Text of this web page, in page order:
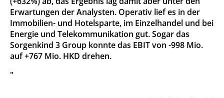
Erwartungen der Analysten. Operativ lief es in der
Immobilien- und Hotelsparte, im Einzelhandel und bei
Energie und Telekommunikation gut. Sogar das
Sorgenkind 3 Group konnte das EBIT von -998 Mio.
auf +767 Mio. HKD drehen.
"